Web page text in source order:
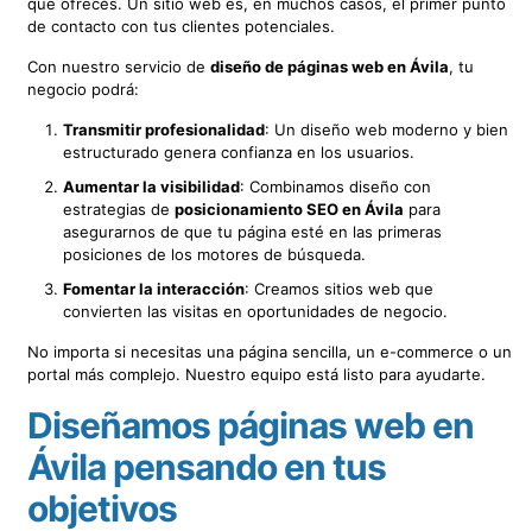
de contacto con tus clientes potenciales.
Con nuestro servicio dediseño de páginas web en Ávila, tu
negocio podrá:
Transmitir profesionalidad: Un diseño web moderno y bien
estructurado genera confianza en los usuarios.
Aumentar la visibilidad: Combinamos diseño con
estrategias deposicionamiento SEO en Ávila para
asegurarnos de que tu página esté en las primeras
posiciones de los motores de búsqueda.
Fomentar la interacción: Creamos sitios web que
convierten las visitas en oportunidades de negocio.
No importa si necesitas una página sencilla, un e-commerce o un
portal más complejo. Nuestro equipo está listo para ayudarte.
Diseñamos páginas web en
Ávila pensando en tus
objetivos